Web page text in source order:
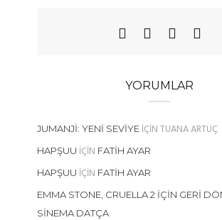
YORUMLAR
JUMANJI: YENI SEVIYEIÇINTUANA ARTUÇ
HAPŞUU IÇIN FATIH AYAR
HAPŞUU IÇIN FATIH AYAR
EMMA STONE, CRUELLA 2 İÇIN GERI
SINEMA DATÇA